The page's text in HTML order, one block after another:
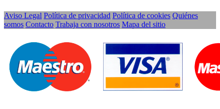
Aviso Legal Política de privacidad Política de cookies Quiénes
somos Contacto Trabaja con nosotros Mapa del sitio